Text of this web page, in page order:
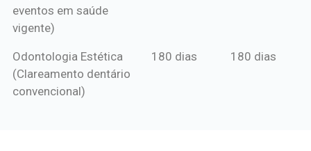
eventos em saúde
vigente)
Odontologia Estética
(Clareamento dentário
convencional)
180 dias 180 dias